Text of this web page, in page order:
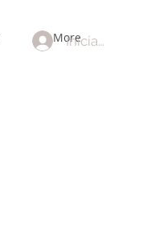
MoreIniciar sesión